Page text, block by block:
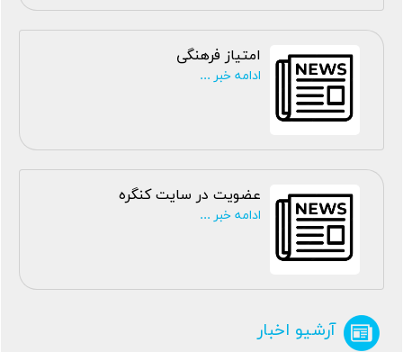
امتیاز فرهنگی
ادامه خبر ...
عضویت در سایت کنگره
ادامه خبر ...
آرشیو اخبار